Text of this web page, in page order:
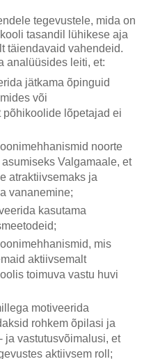
tegevustele, mida on
tasandil lühikese aja
täiendavaid vahendeid.
analüüsides leiti, et:
jätkama õpinguid
või
põhikoolide lõpetajad ei
noorte
Valgamaale, et
atraktiivsemaks ja
vananemine;
kasutama
mis
aktiivsemalt
toimuva vastu huvi
motiveerida
rohkem õpilasi ja
ja vastutusvõimalusi, et
aktiivsem roll;